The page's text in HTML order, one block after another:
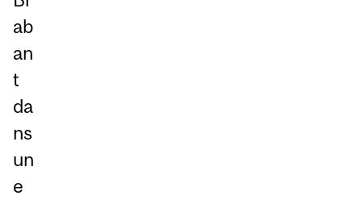
ab
an
t
da
ns
un
e